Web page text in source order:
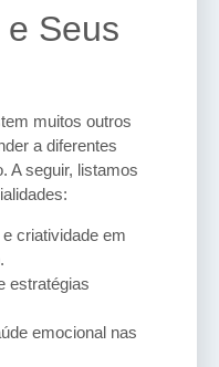
Seus
muitos outros
a diferentes
A seguir, listamos
criatividade em
estratégias
emocional nas